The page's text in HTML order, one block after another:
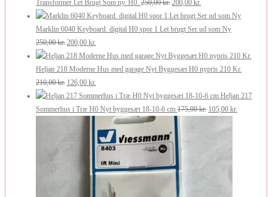
Transformer Let Brugt Som ny. H0. 250,00kr. Den
oprindelige
pris
250,00 kr..
200,00 kr.
aktuelle
pris
200,00 kr..
Marklin 6040 Keyboard. digital H0 spor 1 Let brugt Ser ud som Ny
250,00kr. Den
oprindelige
pris
var:
250,00 kr..
200,00 kr.
aktuelle
pris
200,00 kr..
Heljan 218 Moderne Hus med garage Nyt Byggesæt H0 nypris 210 Kr.
210,00kr. Den
oprindelige
pris
210,00 kr..
126,00 kr.
aktuelle
pris
126,00 kr..
Heljan 217
Sommerhus i Træ H0 Nyt byggesæt 18-10-6 cm 175,00kr. Den
105,00 kr.
105,00 kr..